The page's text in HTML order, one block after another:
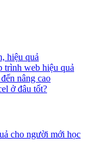
hiệu quả
trình web hiệu quả
nâng cao
ở đâu tốt?